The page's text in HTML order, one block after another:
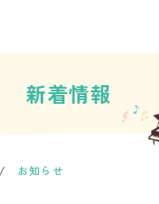
新着情報
/ お知らせ